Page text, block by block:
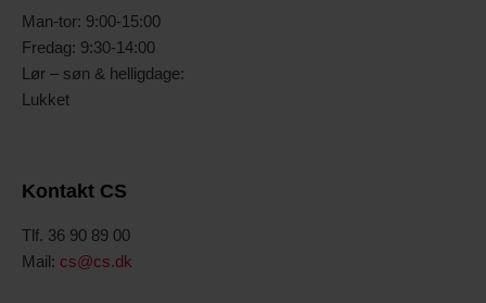
Man-tor: 9:00-15:00
Fredag: 9:30-14:00
Lør – søn & helligdage:
Lukket
Kontakt CS
Tlf. 36 90 89 00
Mail: cs@cs.dk